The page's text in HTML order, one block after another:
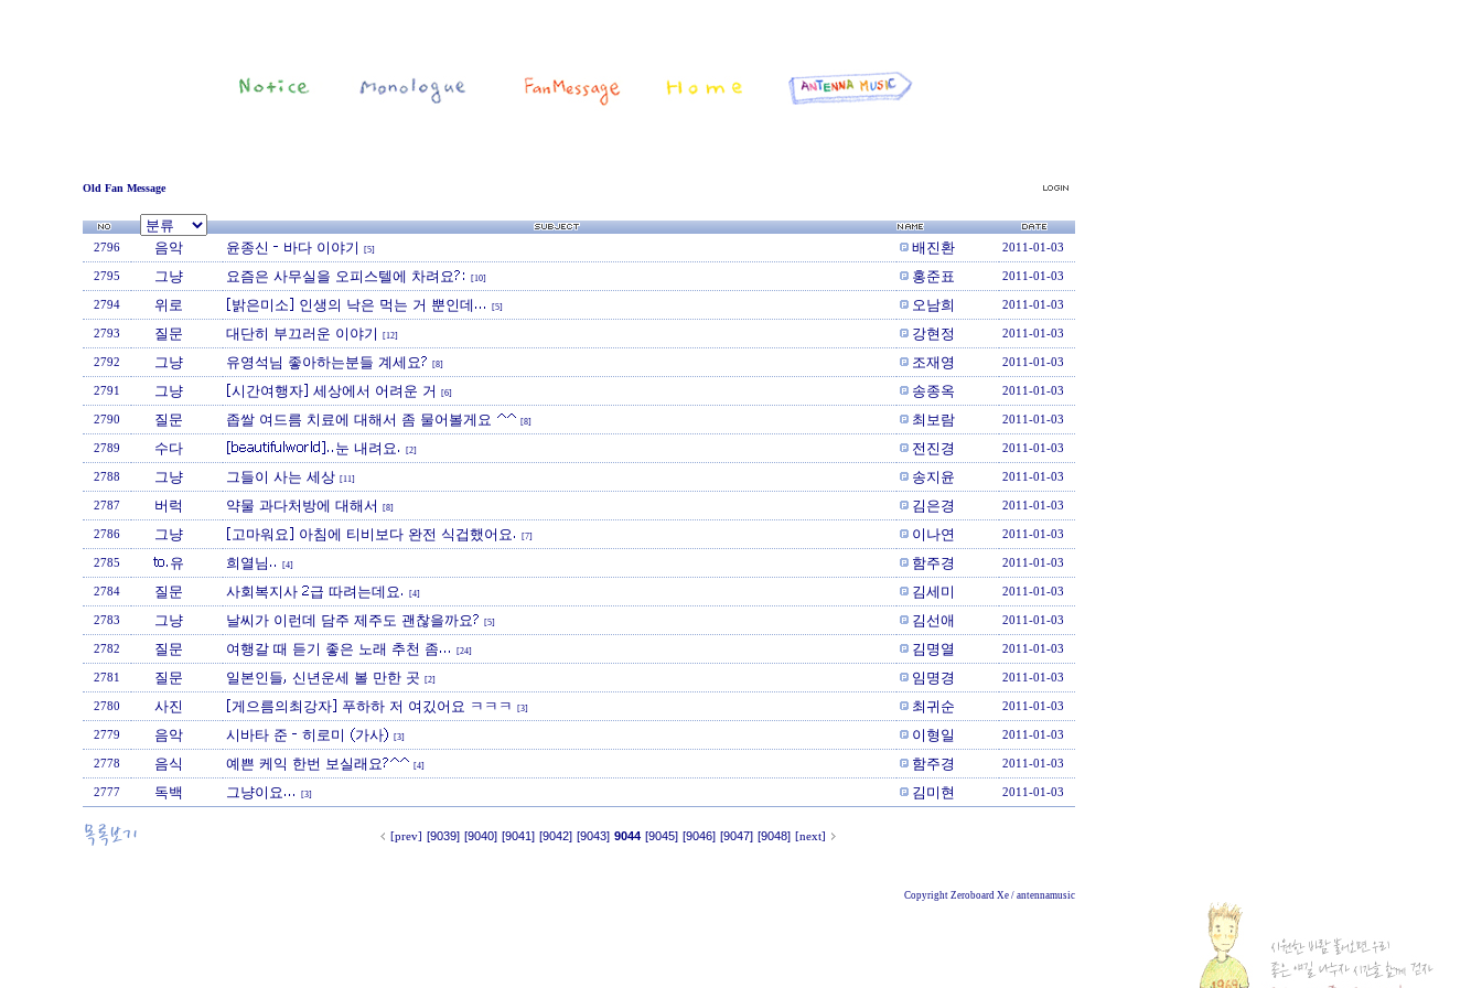
Old Fan Message
2796 음악 윤종신 - 바다 이야기 [5] 배진환 2011-01-03
2795 그냥 요즘은 사무실을 오피스텔에 차려요?: [10] 홍준표 2011-01-03
2794 위로 [밝은미소] 인생의 낙은 먹는 거 뿐인데... [5] 오남희 2011-01-03
2793 질문 대단히 부끄러운 이야기 [12] 강현정 2011-01-03
2792 그냥 유영석님 좋아하는분들 계세요? [8] 조재영 2011-01-03
2791 그냥 [시간여행자] 세상에서 어려운 거 [6] 송종옥 2011-01-03
2790 질문 좁쌀 여드름 치료에 대해서 좀 물어볼게요 ^^ [8] 최보람 2011-01-03
2789 수다 [beautifulworld]..눈 내려요. [2] 전진경 2011-01-03
2788 그냥 그들이 사는 세상 [11] 송지윤 2011-01-03
2787 버럭 약물 과다처방에 대해서 [8] 김은경 2011-01-03
2786 그냥 [고마워요] 아침에 티비보다 완전 식겁했어요. [7] 이나연 2011-01-03
2785 to.유 희열님.. [4] 함주경 2011-01-03
2784 질문 사회복지사 2급 따려는데요. [4] 김세미 2011-01-03
2783 그냥 날씨가 이런데 담주 제주도 괜찮을까요? [5] 김선애 2011-01-03
2782 질문 여행갈 때 듣기 좋은 노래 추천 좀... [24] 김명열 2011-01-03
2781 질문 일본인들, 신년운세 볼 만한 곳 [2] 임명경 2011-01-03
2780 사진 [게으름의최강자] 푸하하 저 여깄어요 ㅋㅋㅋ [3] 최귀순 2011-01-03
2779 음악 시바타 준 - 히로미 (가사) [3] 이형일 2011-01-03
2778 음식 예쁜 케익 한번 보실래요?^^ [4] 함주경 2011-01-03
2777 독백 그냥이요... [3] 김미현 2011-01-03
[prev] [9039] [9040] [9041] [9042] [9043] 9044 [9045] [9046] [9047] [9048] [next]
Copyright Zeroboard Xe / antennamusic